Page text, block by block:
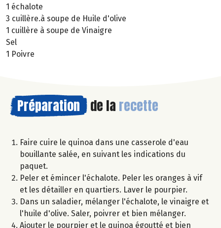
1 échalote
3 cuillère.à soupe de Huile d'olive
1 cuillère à soupe de Vinaigre
Sel
1 Poivre
Préparation de la recette
Faire cuire le quinoa dans une casserole d'eau
bouillante salée, en suivant les indications du
paquet.
Peler et émincer l'échalote. Peler les oranges à vif
et les détailler en quartiers. Laver le pourpier.
Dans un saladier, mélanger l'échalote, le vinaigre et
l'huile d'olive. Saler, poivrer et bien mélanger.
Ajouter le pourpier et le quinoa égoutté et bien